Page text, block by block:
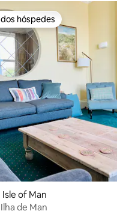
preferidos dos hóspedes
hóspedes
Isle of Man
de Man